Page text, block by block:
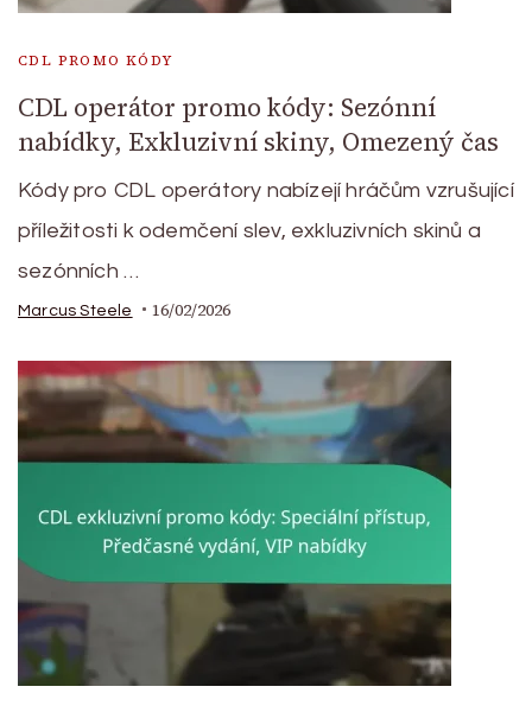
CDL PROMO KÓDY
CDL operátor promo kódy: Sezónní
nabídky, Exkluzivní skiny, Omezený čas
Kódy pro CDL operátory nabízejí hráčům vzrušující
příležitosti k odemčení slev, exkluzivních skinů a
sezónních …
Marcus Steele 16/02/2026